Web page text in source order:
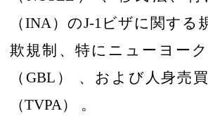
（INA） のJ-1 ビザに関する
欺規制、特にニューヨー
（ GBL ） 、 および人身売
（TVPA） 。